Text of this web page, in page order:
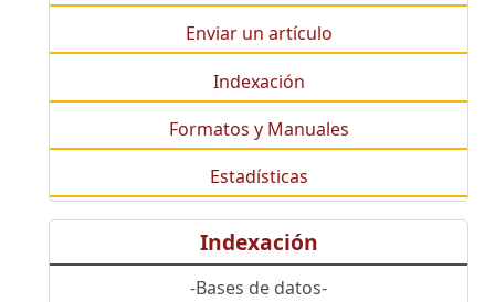
Enviar un artículo
Indexación
Formatos y Manuales
Estadísticas
Indexación
-Bases de datos-